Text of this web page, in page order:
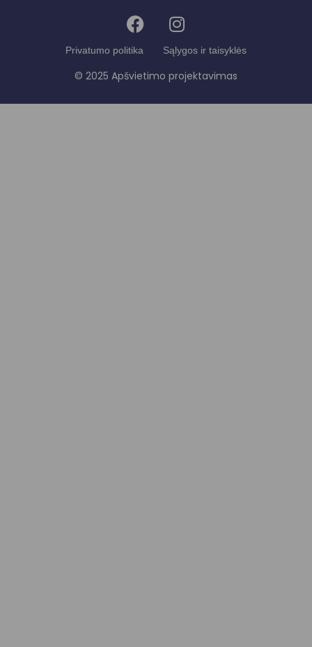
Privatumo politika Sąlygos ir taisyklės
© 2025 Apšvietimo projektavimas